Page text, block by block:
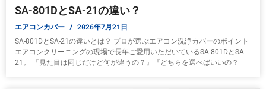
SA-801DとSA-21の違い？
エアコンカバー 2026年7月21日
SA-801DとSA-21の違いとは？ プロが選ぶエアコン洗浄カバーのポイント
エアコンクリーニングの現場で長年ご愛用いただいているSA-801DとSA-
21。 『見た目は同じだけど何が違うの？』『どちらを選べばいいの？